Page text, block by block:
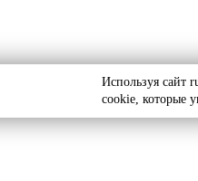
Используя сайт
cookie, которые